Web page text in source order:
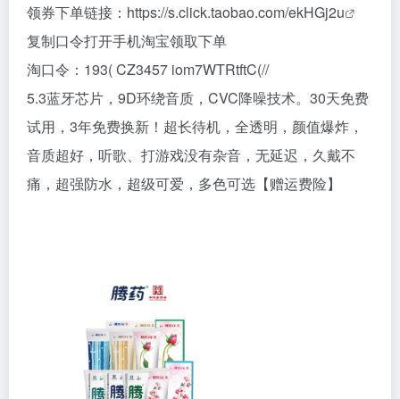
领券下单链接： https://s.click.taobao.com/ekHGj2u
复制口令打开手机淘宝领取下单
淘口令：193( CZ3457 iom7WTRtftC(//
5.3蓝牙芯片，9D环绕音质，CVC降噪技术。30天免费
试用，3年免费换新！超长待机，全透明，颜值爆炸，
音质超好，听歌、打游戏没有杂音，无延迟，久戴不
痛，超强防水，超级可爱，多色可选【赠运费险】